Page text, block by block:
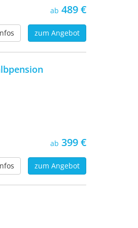
ab 489 €
zum Angebot
ab 399 €
zum Angebot